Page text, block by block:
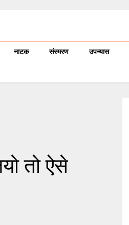
नाटक संस्मरण उपन्यास
तो ऐसे